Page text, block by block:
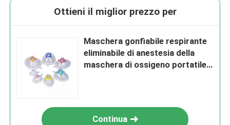
Ottieni il miglior prezzo per
Maschera gonfiabile respirante
eliminabile di anestesia della
maschera di ossigeno portatile
Continua